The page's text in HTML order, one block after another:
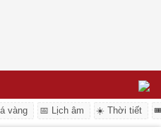
vàng 📅 Lịch âm ☀️ Thời tiết